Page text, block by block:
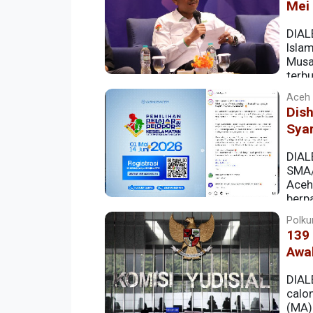
Mei
Aceh
Lintas dan Angkutan Jalan (LLAJ) Tahun